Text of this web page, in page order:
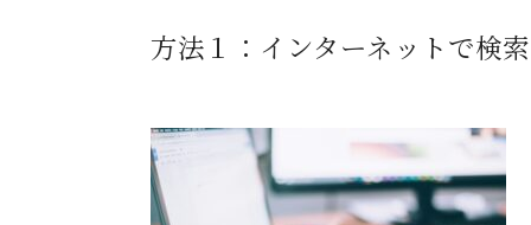
方法１：インターネットで検